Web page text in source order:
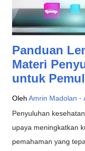
Panduan
Materi
untuk
Oleh Amrin Madolan
Penyuluhan
upaya meningkatkan
pemahaman yang